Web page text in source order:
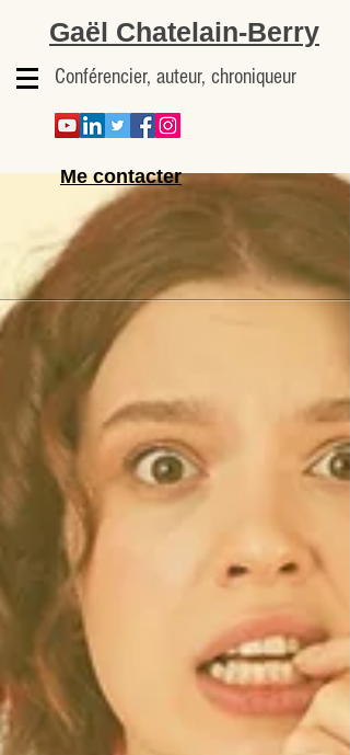
Gaël Chatelain-Berry
Conférencier, auteur, chroniqueur
Me contacter